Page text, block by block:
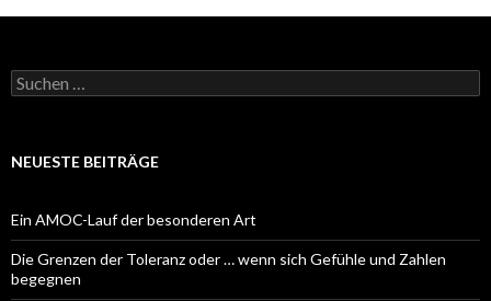
Suchen
nach:
NEUESTE BEITRÄGE
Ein AMOC-Lauf der besonderen Art
Die Grenzen der Toleranz oder … wenn sich Gefühle und Zahlen
begegnen